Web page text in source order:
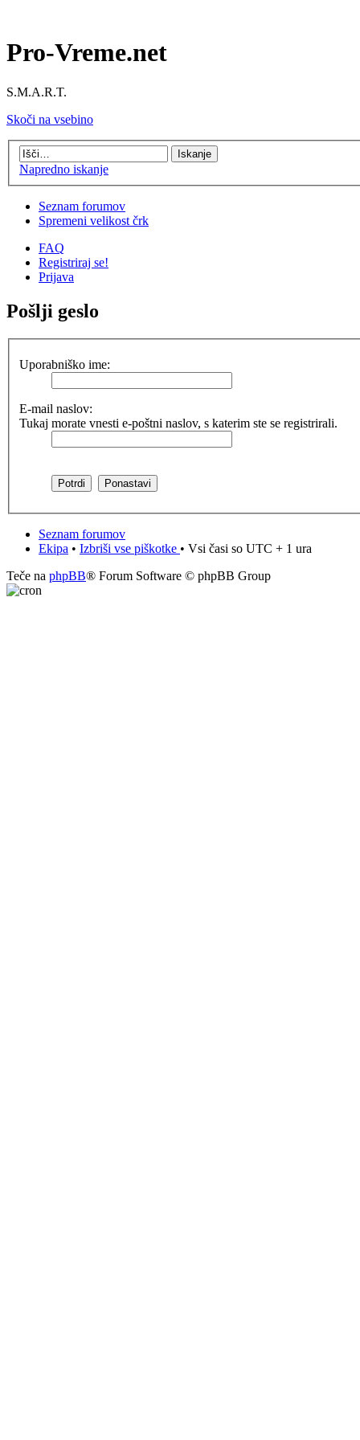
Pro-Vreme.net
S.M.A.R.T.
Skoči na vsebino
Napredno iskanje
Seznam forumov
Spremeni velikost črk
FAQ
Registriraj se!
Prijava
Pošlji geslo
Uporabniško ime:
E-mail naslov:
Tukaj morate vnesti e-poštni naslov, s katerim ste se registrirali.
Seznam forumov
Ekipa • Izbriši vse piškotke • Vsi časi so UTC + 1 ura
Teče na phpBB® Forum Software © phpBB Group